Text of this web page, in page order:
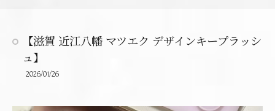
【滋賀 近江八幡 マツエク デザインキープラッシ
ュ】
2026/01/26